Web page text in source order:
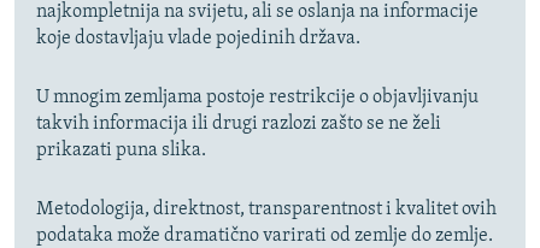
najkompletnija na svijetu, ali se oslanja na informacije
koje dostavljaju vlade pojedinih država.
U mnogim zemljama postoje restrikcije o objavljivanju
takvih informacija ili drugi razlozi zašto se ne želi
prikazati puna slika.
Metodologija, direktnost, transparentnost i kvalitet ovih
podataka može dramatično varirati od zemlje do zemlje.